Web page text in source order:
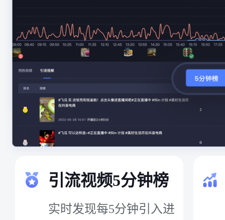
引流视频5分钟榜
实时发现每5分钟引入进